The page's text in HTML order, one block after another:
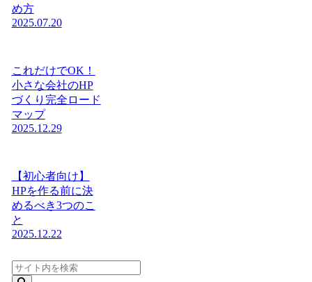
め方
2025.07.20
これだけでOK！
小さな会社のHP
づくり完全ロード
マップ
2025.12.29
【初心者向け】
HPを作る前に決
めるべき3つのこ
と
2025.12.22